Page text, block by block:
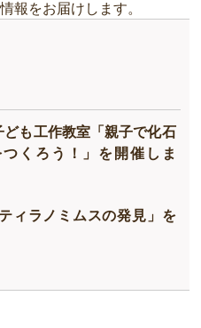
報をお届けします。
ども工作教室「親子で化石
くろう！」を開催しま
ィラノミムスの発見」を